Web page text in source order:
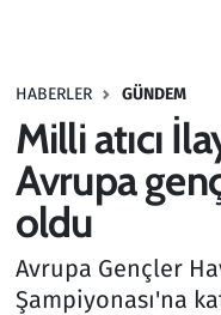
HABERLER GÜNDEM
Milli atıcı
Avrupa
oldu
Avrupa Gençler
Şampiyonası'na
Haber
Kurumsal
Lezzet Durağı